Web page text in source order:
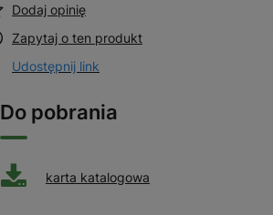
Dodaj opinię
Zapytaj o ten produkt
Udostępnij link
Do pobrania
karta katalogowa